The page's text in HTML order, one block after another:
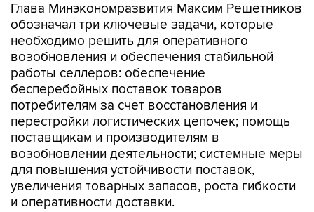
Глава Минэкономразвития Максим Решетников
обозначал три ключевые задачи, которые
необходимо решить для оперативного
возобновления и обеспечения стабильной
работы селлеров: обеспечение
бесперебойных поставок товаров
потребителям за счет восстановления и
перестройки логистических цепочек; помощь
поставщикам и производителям в
возобновлении деятельности; системные меры
для повышения устойчивости поставок,
увеличения товарных запасов, роста гибкости
и оперативности доставки.